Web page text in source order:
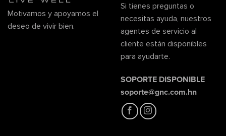
Motivamos y apoyamos el
deseo de vivir bien.
Si tienes preguntas o
necesitas ayuda, nuestros
agentes de servicio al
cliente están disponibles
para ayudarte.
SOPORTE DISPONIBLE
soporte@gnc.com.hn